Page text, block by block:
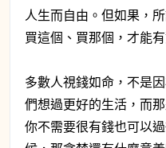
人生而自由。但如果，
買這個、買那個，才能
多數人視錢如命，不是
們想過更好的生活，而
你不需要很有錢也可以